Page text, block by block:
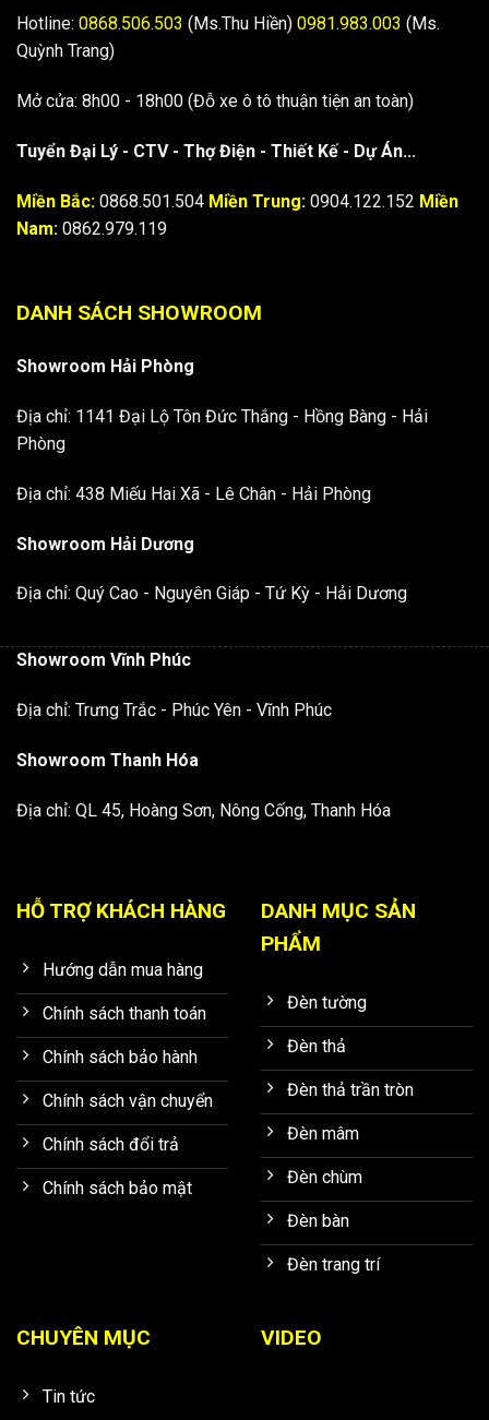
Hotline: 0868.506.503 (Ms.Thu Hiền) 0981.983.003 (Ms.
Quỳnh Trang)
Mở cửa: 8h00 - 18h00 (Đỗ xe ô tô thuận tiện an toàn)
Tuyển Đại Lý - CTV - Thợ Điện - Thiết Kế - Dự Án...
Miền Bắc: 0868.501.504 Miền Trung: 0904.122.152 Miền
Nam: 0862.979.119
DANH SÁCH SHOWROOM
Showroom Hải Phòng
Địa chỉ: 1141 Đại Lộ Tôn Đức Thắng - Hồng Bàng - Hải
Phòng
Địa chỉ: 438 Miếu Hai Xã - Lê Chân - Hải Phòng
Showroom Hải Dương
Địa chỉ: Quý Cao - Nguyên Giáp - Tứ Kỳ - Hải Dương
Showroom Vĩnh Phúc
Địa chỉ: Trưng Trắc - Phúc Yên - Vĩnh Phúc
Showroom Thanh Hóa
Địa chỉ: QL 45, Hoàng Sơn, Nông Cống, Thanh Hóa
HỖ TRỢ KHÁCH HÀNG
Hướng dẫn mua hàng
Chính sách thanh toán
Chính sách bảo hành
Chính sách vận chuyển
Chính sách đổi trả
Chính sách bảo mật
DANH MỤC SẢN
PHẨM
Đèn tường
Đèn thả
Đèn thả trần tròn
Đèn mâm
Đèn chùm
Đèn bàn
Đèn trang trí
CHUYÊN MỤC
Tin tức
VIDEO